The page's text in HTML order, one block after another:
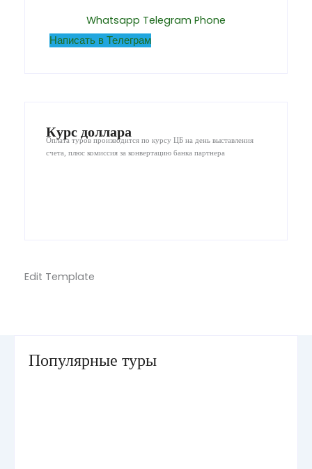
Whatsapp Telegram Phone
Написать в Телеграм
Курс доллара
Оплата туров производится по курсу ЦБ на день выставления
счета, плюс комиссия за конвертацию банка партнера
Edit Template
Популярные туры